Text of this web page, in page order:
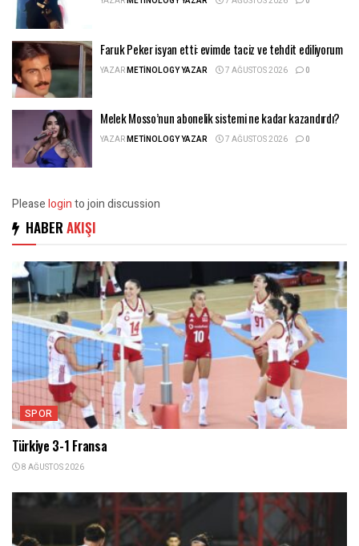
Faruk Peker isyan etti: evimde taciz ve tehdit ediliyorum
YAZARMETINOLOGY YAZAR 7 AĞUSTOS 2026 0
Melek Mosso’nun abonelik sistemi ne kadar kazandırdı?
YAZARMETINOLOGY YAZAR 7 AĞUSTOS 2026 0
Pleaseloginto join discussion
HABER AKIŞI
SPOR
Türkiye 3-1 Fransa
8 AĞUSTOS 2026